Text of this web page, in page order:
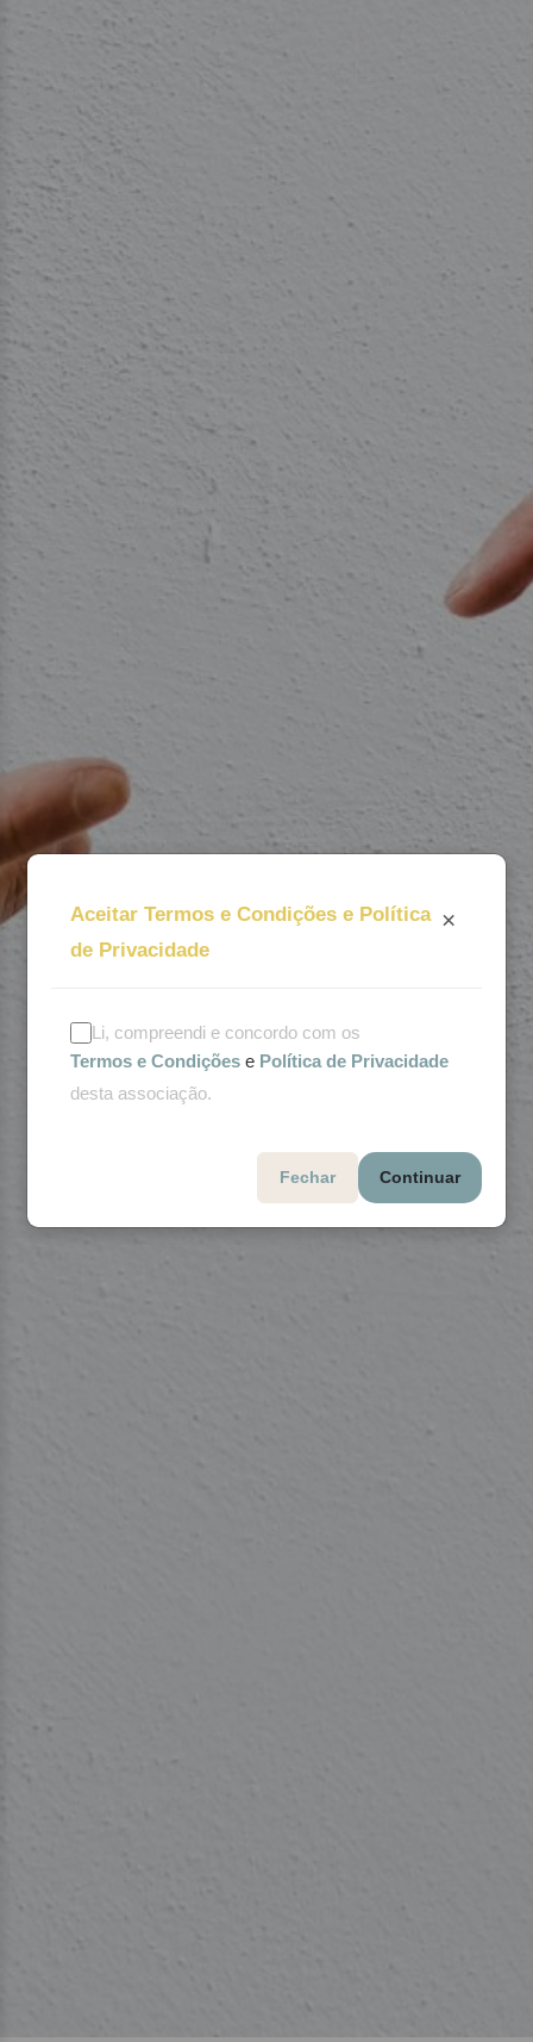
Aceitar Termos e Condições e Política
de Privacidade
×
Li, compreendi e concordo com os
Termos e Condições e Política de Privacidade
desta associação.
Fechar Continuar